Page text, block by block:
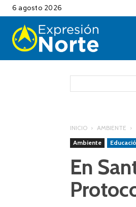
6 agosto 2026
INICIO AMBIENTE
Ambiente
En